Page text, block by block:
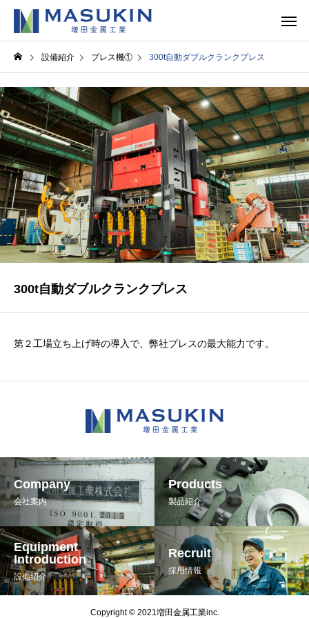
設備紹介 プレス機① 300t自動ダブルクランクプレス
300t自動ダブルクランクプレス
第２工場立ち上げ時の導入で、弊社プレスの最大能力です。
Company
会社案内
Products
製品紹介
Equipment
Introduction
設備紹介
Recruit
採用情報
Copyright © 2021増田金属工業inc.